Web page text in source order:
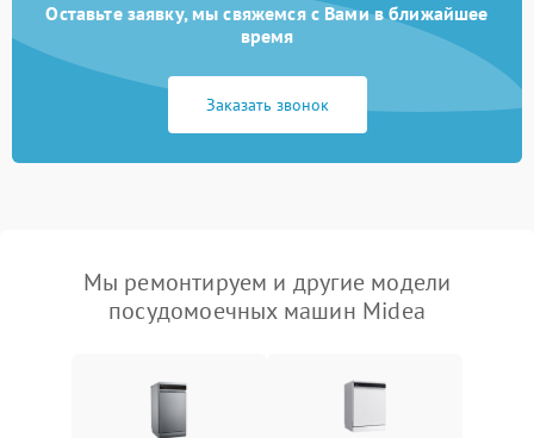
Оставьте заявку, мы свяжемся с Вами в ближайшее
время
Заказать звонок
Мы ремонтируем и другие модели
посудомоечных машин Midea